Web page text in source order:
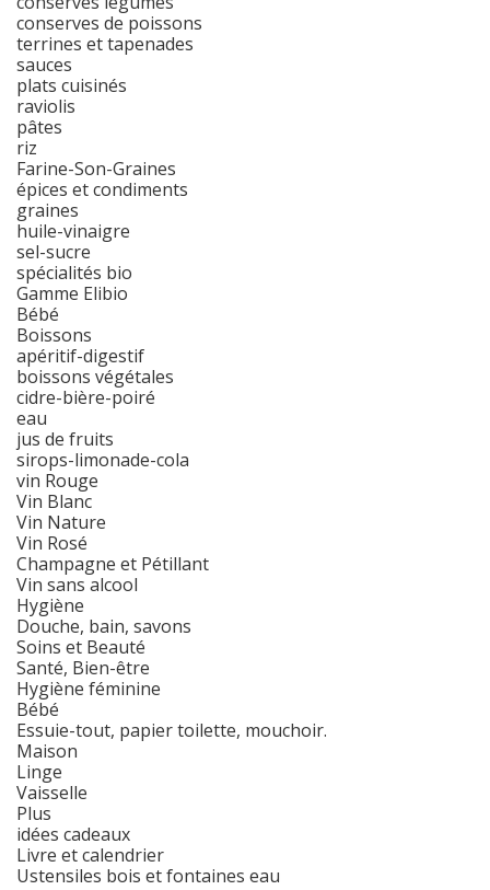
conserves de poissons
terrines et tapenades
sauces
plats cuisinés
raviolis
pâtes
riz
Farine-Son-Graines
épices et condiments
graines
huile-vinaigre
sel-sucre
spécialités bio
Gamme Elibio
Bébé
Boissons
apéritif-digestif
boissons végétales
cidre-bière-poiré
eau
jus de fruits
sirops-limonade-cola
vin Rouge
Vin Blanc
Vin Nature
Vin Rosé
Champagne et Pétillant
Vin sans alcool
Hygiène
Douche, bain, savons
Soins et Beauté
Santé, Bien-être
Hygiène féminine
Bébé
Essuie-tout, papier toilette, mouchoir.
Maison
Linge
Vaisselle
Plus
idées cadeaux
Livre et calendrier
Ustensiles bois et fontaines eau